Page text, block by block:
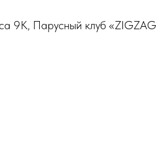
9К, Парусный клуб